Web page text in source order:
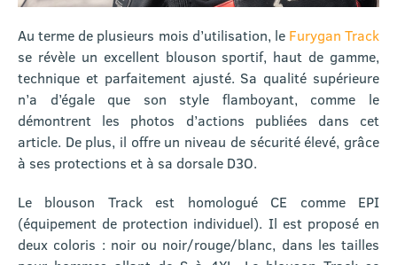
Au terme de plusieurs mois d’utilisation, le Furygan Track
se révèle un excellent blouson sportif, haut de gamme,
technique et parfaitement ajusté. Sa qualité supérieure
n’a d’égale que son style flamboyant, comme le
démontrent les photos d’actions publiées dans cet
article. De plus, il offre un niveau de sécurité élevé, grâce
à ses protections et à sa dorsale D3O.
Le blouson Track est homologué CE comme EPI
(équipement de protection individuel). Il est proposé en
deux coloris : noir ou noir/rouge/blanc, dans les tailles